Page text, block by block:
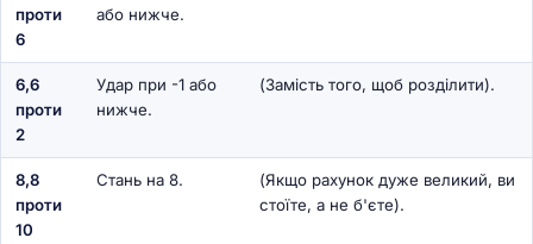
проти
6
або нижче.
6,6
проти
2
Удар при -1 або
нижче.
(Замість того, щоб розділити).
8,8
проти
10
Стань на 8.
(Якщо рахунок дуже великий, ви
стоїте, а не б'єте).